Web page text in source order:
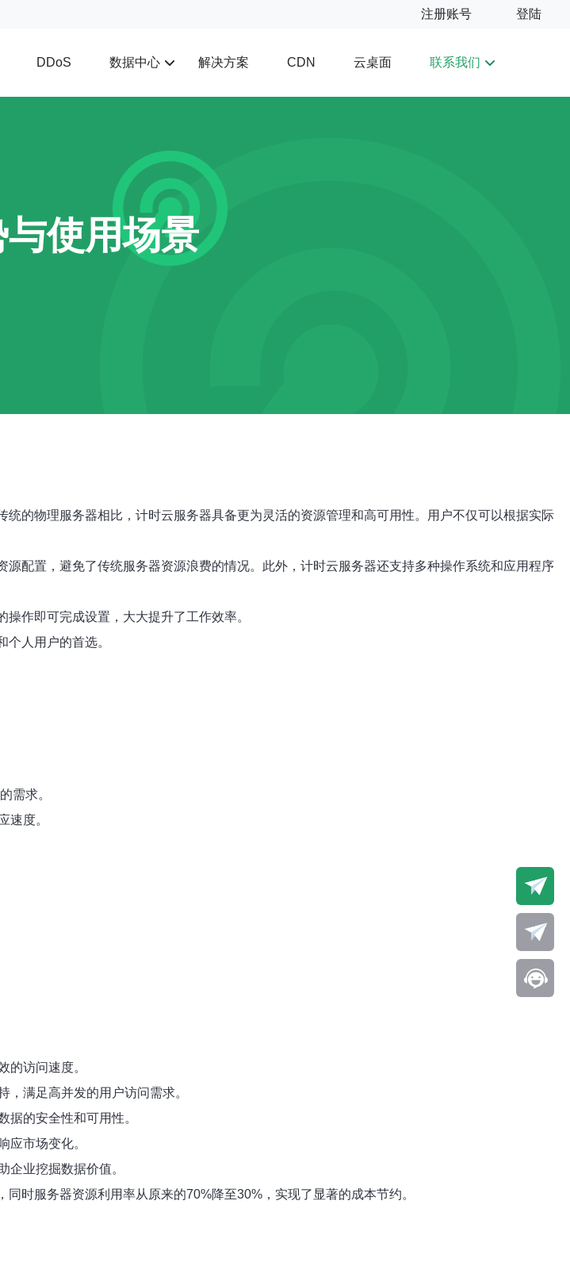
注册账号 登陆
DDoS 数据中心 解决方案 CDN 云桌面 联系我们
使用场景
的物理服务器相比，计时云服务器具备更为灵活的资源管理和高可用性。用户不仅可以根据实际
配置，避免了传统服务器资源浪费的情况。此外，计时云服务器还支持多种操作系统和应用程序
作即可完成设置，大大提升了工作效率。
人用户的首选。
需求。
速度。
的访问速度。
满足高并发的用户访问需求。
据的安全性和可用性。
应市场变化。
企业挖掘数据价值。
时服务器资源利用率从原来的70%降至30%，实现了显著的成本节约。